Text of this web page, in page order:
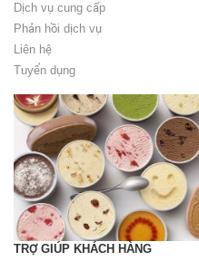
Dịch vụ cung cấp
Phản hồi dịch vụ
Liên hệ
Tuyển dụng
TRỢ GIÚP KHÁCH HÀNG